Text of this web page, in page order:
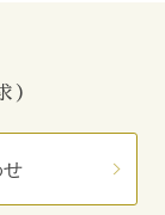
）
せ